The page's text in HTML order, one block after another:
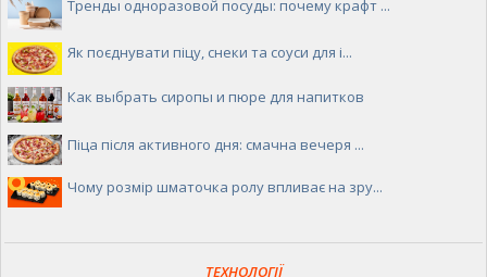
Тренды одноразовой посуды: почему крафт ...
Як поєднувати піцу, снеки та соуси для і...
Как выбрать сиропы и пюре для напитков
Піца після активного дня: смачна вечеря ...
Чому розмір шматочка ролу впливає на зру...
ТЕХНОЛОГІЇ